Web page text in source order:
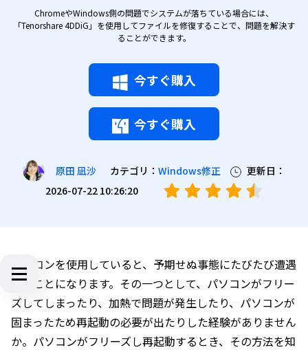
ChromeやWindows側の問題でシステムが落ちている場合には、
「Tenorshare 4DDiG」を使用してファイルを修復することで、問題を解決す
ることができます。
今すぐ購入
今すぐ購入
原田 凪沙 カテゴリ： Windows修正
更新日：
2026-07-22 10:26:20
パソコンを使用していると、予期せぬ事態にたびたび遭遇
することになります。その一つとして、パソコンがフリー
ズしてしまったり、加熱で問題が発生したり、パソコンが
固まったため再起動の必要が出たりした経験がありません
か。パソコンがフリーズし再起動するとき、その方法を知